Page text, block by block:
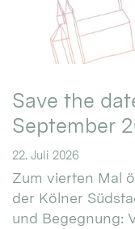
Save the
September
22. Juli 2026
Zum vierten Mal
der Kölner
und Begegnung: